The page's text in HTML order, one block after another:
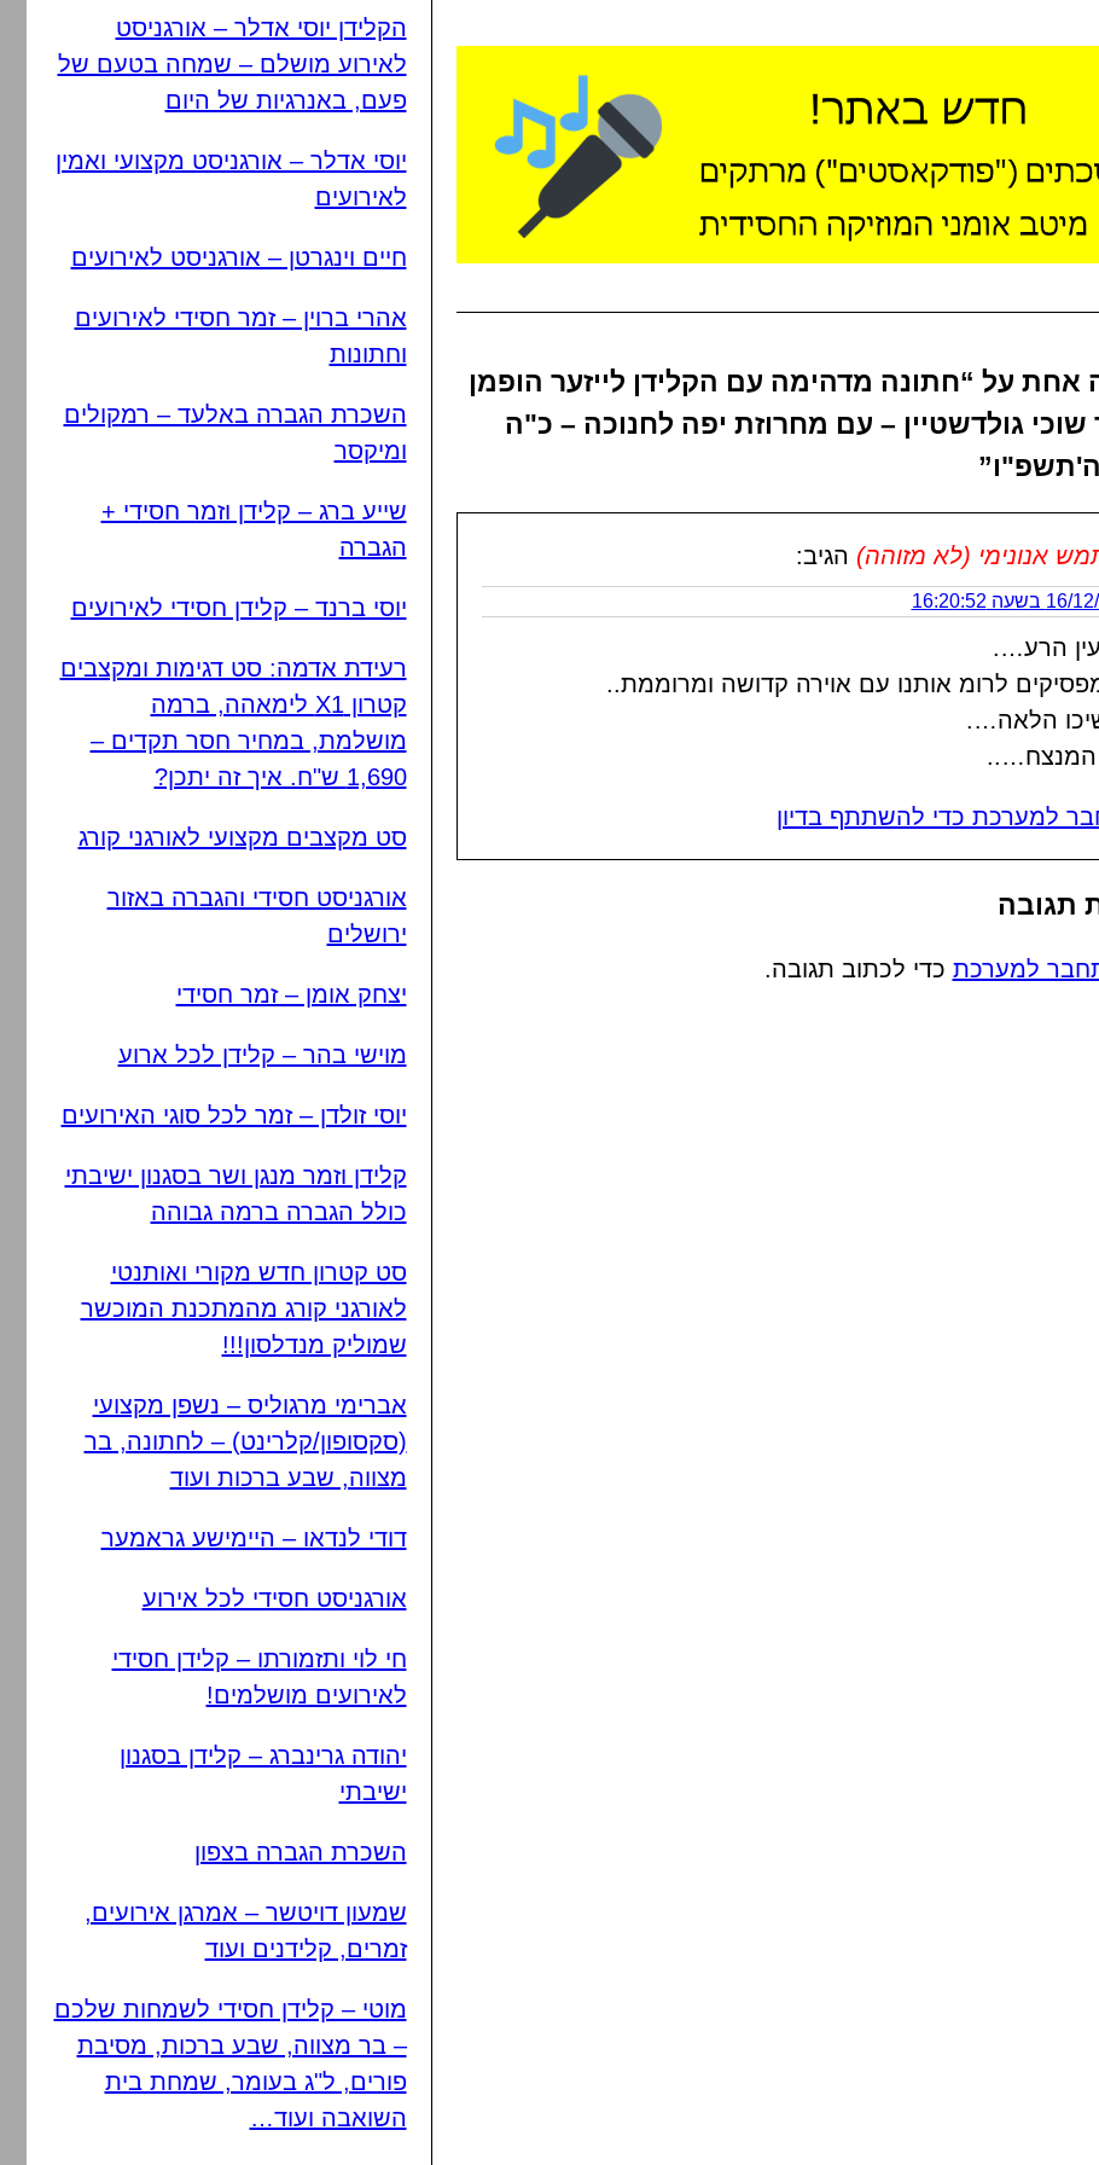
אחת על “חתונה מדהימה עם הקלידן לייזער הופמן
שוכי גולדשטיין – עם מחרוזת יפה לחנוכה – כ"ה
אנונימי (לא מזוהה) הגיב:
16:20:52
הרע….
לרומ אותנו עם אוירה קדושה ומרוממת..
הלאה….
המנצח…..
למערכת כדי להשתתף בדיון
תגובה
למערכת כדי לכתוב תגובה.
הקלידן יוסי אדלר – אורגניסט
לאירוע מושלם – שמחה בטעם של
פעם, באנרגיות של היום
יוסי אדלר – אורגניסט מקצועי ואמין
לאירועים
חיים וינגרטן – אורגניסט לאירועים
אהרי ברוין – זמר חסידי לאירועים
וחתונות
השכרת הגברה באלעד – רמקולים
ומיקסר
שייע ברג – קלידן וזמר חסידי +
הגברה
יוסי ברנד – קלידן חסידי לאירועים
רעידת אדמה: סט דגימות ומקצבים
קטרון X1 לימאהה, ברמה
מושלמת, במחיר חסר תקדים –
1,690 ש"ח. איך זה יתכן?
סט מקצבים מקצועי לאורגני קורג
אורגניסט חסידי והגברה באזור
ירושלים
יצחק אומן – זמר חסידי
מוישי בהר – קלידן לכל ארוע
יוסי זולדן – זמר לכל סוגי האירועים
קלידן וזמר מנגן ושר בסגנון ישיבתי
כולל הגברה ברמה גבוהה
סט קטרון חדש מקורי ואותנטי
לאורגני קורג מהמתכנת המוכשר
שמוליק מנדלסון!!!
אברימי מרגוליס – נשפן מקצועי
(סקסופון/קלרינט) – לחתונה, בר
מצווה, שבע ברכות ועוד
דודי לנדאו – היימישע גראמער
אורגניסט חסידי לכל אירוע
חי לוי ותזמורתו – קלידן חסידי
לאירועים מושלמים!
יהודה גרינברג – קלידן בסגנון
ישיבתי
השכרת הגברה בצפון
שמעון דויטשר – אמרגן אירועים,
זמרים, קלידנים ועוד
מוטי – קלידן חסידי לשמחות שלכם
– בר מצווה, שבע ברכות, מסיבת
פורים, ל"ג בעומר, שמחת בית
השואבה ועוד…